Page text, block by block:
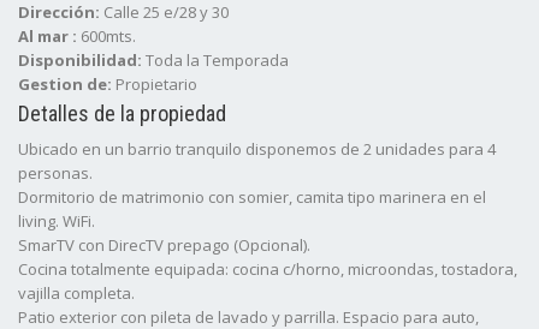
Dirección: Calle 25 e/28 y 30
Al mar : 600mts.
Disponibilidad: Toda la Temporada
Gestion de: Propietario
Detalles de la propiedad
Ubicado en un barrio tranquilo disponemos de 2 unidades para 4
personas.
Dormitorio de matrimonio con somier, camita tipo marinera en el
living. WiFi.
SmarTV con DirecTV prepago (Opcional).
Cocina totalmente equipada: cocina c/horno, microondas, tostadora,
vajilla completa.
Patio exterior con pileta de lavado y parrilla. Espacio para auto,